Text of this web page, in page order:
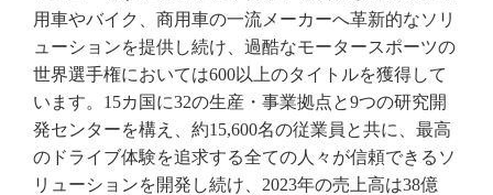
用車やバイク、商用車の一流メーカーへ革新的なソリ
ューションを提供し続け、過酷なモータースポーツの
世界選手権においては600以上のタイトルを獲得して
います。15カ国に32の生産・事業拠点と9つの研究開
発センターを構え、約15,600名の従業員と共に、最高
のドライブ体験を追求する全ての人々が信頼できるソ
リューションを開発し続け、2023年の売上高は38億